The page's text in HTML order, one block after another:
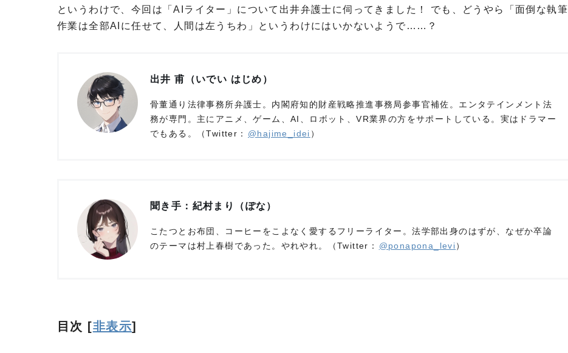
というわけで、今回は「AIライター」について出井弁護士に伺ってきました！ でも、どうやら「面倒な執筆
作業は全部AIに任せて、人間は左うちわ」というわけにはいかないようで……？
出井 甫（いでい はじめ）
骨董通り法律事務所弁護士。内閣府知的財産戦略推進事務局参事官補佐。エンタテインメント法
務が専門。主にアニメ、ゲーム、AI、ロボット、VR業界の方をサポートしている。実はドラマー
でもある。（Twitter：
@hajime_idei ）
聞き手：紀村まり（ぽな）
こたつとお布団、コーヒーをこよなく愛するフリーライター。法学部出身のはずが、なぜか卒論
のテーマは村上春樹であった。やれやれ。（Twitter：
@ponapona_levi）
目次 [非表示]